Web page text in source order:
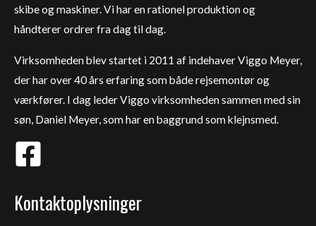
skibe og maskiner. Vi har en rationel produktion og
håndterer ordrer fra dag til dag.
Virksomheden blev startet i 2011 af indehaver Viggo Meyer,
der har over 40 års erfaring som både rejsemontør og
værkfører. I dag leder Viggo virksomheden sammen med sin
søn, Daniel Meyer, som har en baggrund som klejnsmed.
Kontaktoplysninger